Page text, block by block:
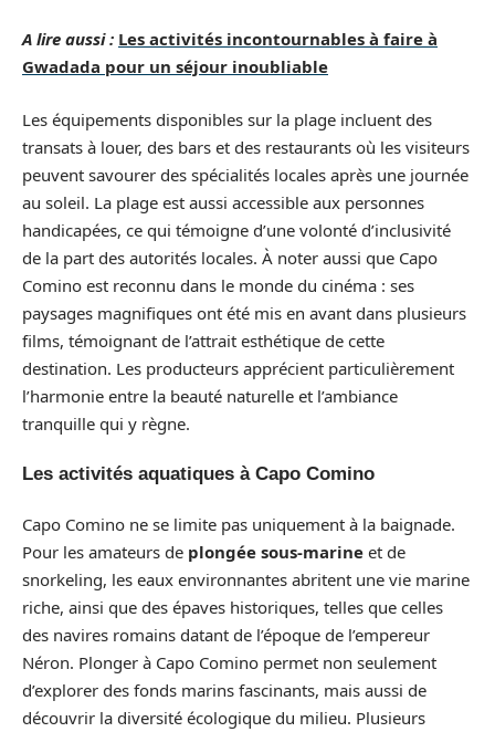
A lire aussi : Les activités incontournables à faire à
Gwadada pour un séjour inoubliable
Les équipements disponibles sur la plage incluent des
transats à louer, des bars et des restaurants où les visiteurs
peuvent savourer des spécialités locales après une journée
au soleil. La plage est aussi accessible aux personnes
handicapées, ce qui témoigne d’une volonté d’inclusivité
de la part des autorités locales. À noter aussi que Capo
Comino est reconnu dans le monde du cinéma : ses
paysages magnifiques ont été mis en avant dans plusieurs
films, témoignant de l’attrait esthétique de cette
destination. Les producteurs apprécient particulièrement
l’harmonie entre la beauté naturelle et l’ambiance
tranquille qui y règne.
Les activités aquatiques à Capo Comino
Capo Comino ne se limite pas uniquement à la baignade.
Pour les amateurs de plongée sous-marine et de
snorkeling, les eaux environnantes abritent une vie marine
riche, ainsi que des épaves historiques, telles que celles
des navires romains datant de l’époque de l’empereur
Néron. Plonger à Capo Comino permet non seulement
d’explorer des fonds marins fascinants, mais aussi de
découvrir la diversité écologique du milieu. Plusieurs